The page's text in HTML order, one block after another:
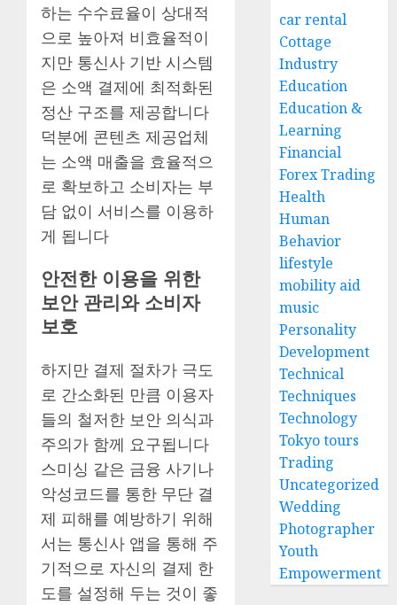
하는 수수료율이 상대적
으로 높아져 비효율적이
지만 통신사 기반 시스템
은 소액 결제에 최적화된
정산 구조를 제공합니다
덕분에 콘텐츠 제공업체
는 소액 매출을 효율적으
로 확보하고 소비자는 부
담 없이 서비스를 이용하
게 됩니다
안전한 이용을 위한
보안 관리와 소비자
보호
하지만 결제 절차가 극도
로 간소화된 만큼 이용자
들의 철저한 보안 의식과
주의가 함께 요구됩니다
스미싱 같은 금융 사기나
악성코드를 통한 무단 결
제 피해를 예방하기 위해
서는 통신사 앱을 통해 주
기적으로 자신의 결제 한
도를 설정해 두는 것이 좋
car rental
Cottage
Industry
Education
Education &
Learning
Financial
Forex Trading
Health
Human
Behavior
lifestyle
mobility aid
music
Personality
Development
Technical
Techniques
Technology
Tokyo tours
Trading
Uncategorized
Wedding
Photographer
Youth
Empowerment